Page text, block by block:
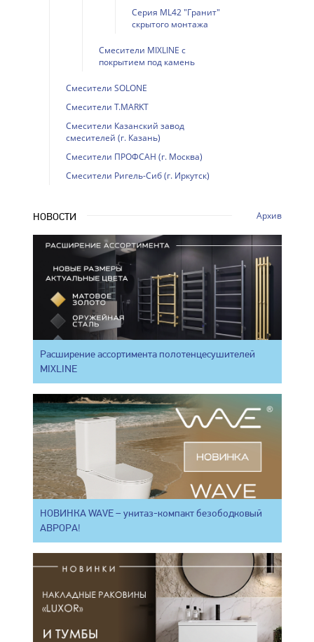
Серия ML42 "Гранит"
скрытого монтажа
Смесители MIXLINE с
покрытием под камень
Смесители SOLONE
Смесители T.MARKT
Смесители Казанский завод
смесителей (г. Казань)
Смесители ПРОФСАН (г. Москва)
Смесители Ригель-Сиб (г. Иркутск)
НОВОСТИ Архив
Расширение ассортимента полотенцесушителей
MIXLINE
НОВИНКА WAVE – унитаз-компакт безободковый
АВРОРА!